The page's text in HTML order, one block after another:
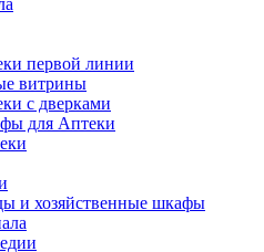
первой линии
витрины
с дверками
для Аптеки
и хозяйственные шкафы